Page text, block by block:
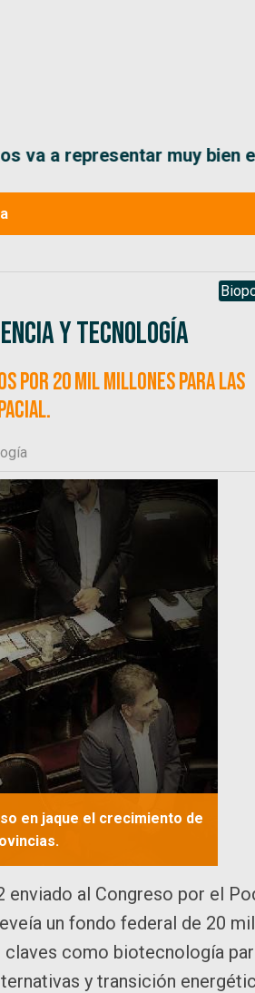
va a representar muy bien
y tecnología
por 20 mil millones para las
en jaque el crecimiento de
al Congreso por el
un fondo federal de 20 mil
como biotecnología
y transición